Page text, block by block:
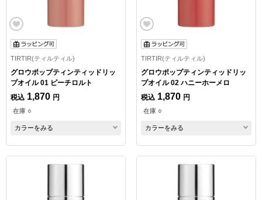
TIRTIR(ティルティル)
グロウポップティンティッドリッ
プオイル 01 ピーチロルト
税込 1,870 円
在庫 ○
カラーをみる
TIRTIR(ティルティル)
グロウポップティンティッドリッ
プオイル 02 ハニーホーメロ
税込 1,870 円
在庫 ○
カラーをみる